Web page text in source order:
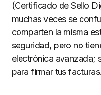
(Certificado de Sello
muchas veces se
comparten la misma
seguridad, pero no
electrónica avanzada;
para firmar tus facturas.